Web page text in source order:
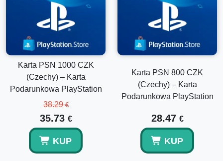
Zawsze potwierdź region swojego konta przed
zakończeniem zakupu.
Najczęściej Zadawane Pytania
Czy ten balans może pokryć kilka zakupów?
Tak, zrealizowany balans portfela można wykorzystać na
kilka kwalifikujących się zakupów w PlayStation Store.
Czy to produkt cyfrowy?
Tak, jest to cyfrowy kod portfela PSN dostarczany przez e-
Karta PSN 1000 CZK
(Czechy) – Karta
Podarunkowa PlayStation
38.29€
35.73 €
KUP
Karta PSN 800 CZK
(Czechy) – Karta
Podarunkowa PlayStation
28.47 €
KUP